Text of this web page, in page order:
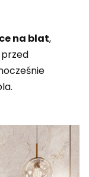
na blat,